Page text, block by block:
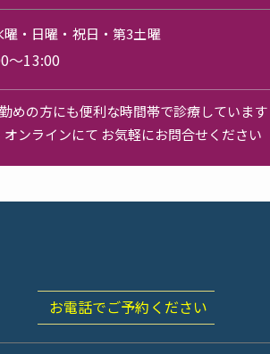
曜・日曜・祝日・第3土曜
～13:00
めの方にも便利な時間帯で診療しています
オンラインにて お気軽にお問合せください
お電話でご予約ください